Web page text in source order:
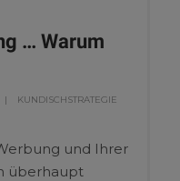
… Warum
KUNDISCHSTRATEGIE
und Ihrer
überhaupt